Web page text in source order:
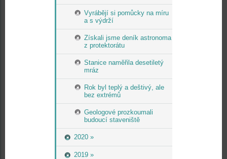
Vyrábějí si pomůcky na míru
a s výdrží
Získali jsme deník astronoma
z protektorátu
Stanice naměřila desetiletý
mráz
Rok byl teplý a deštivý, ale
bez extrémů
Geologové prozkoumali
budoucí staveniště
2020 »
2019 »